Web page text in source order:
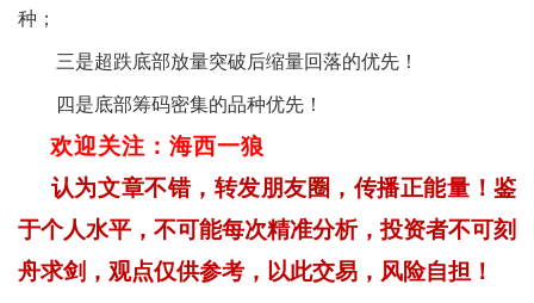
种；
三是超跌底部放量突破后缩量回落的优先！
四是底部筹码密集的品种优先！
欢迎关注：海西一狼
认为文章不错，转发朋友圈，传播正能量！鉴
于个人水平，不可能每次精准分析，投资者不可刻
舟求剑，观点仅供参考，以此交易，风险自担！